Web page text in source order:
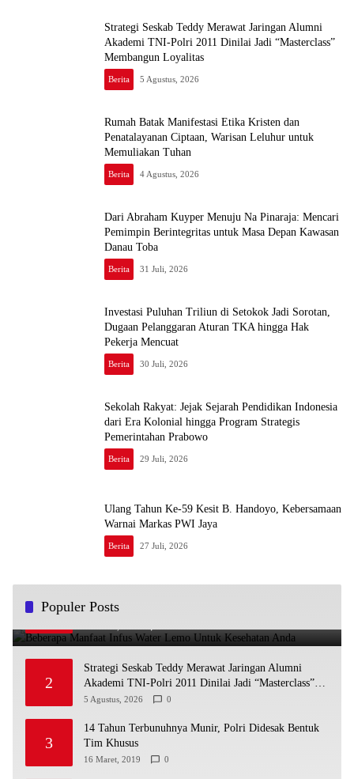
Strategi Seskab Teddy Merawat Jaringan Alumni
Akademi TNI-Polri 2011 Dinilai Jadi “Masterclass”
Membangun Loyalitas
Berita 5 Agustus, 2026
Rumah Batak Manifestasi Etika Kristen dan
Penatalayanan Ciptaan, Warisan Leluhur untuk
Memuliakan Tuhan
Berita 4 Agustus, 2026
Dari Abraham Kuyper Menuju Na Pinaraja: Mencari
Pemimpin Berintegritas untuk Masa Depan Kawasan
Danau Toba
Berita 31 Juli, 2026
Investasi Puluhan Triliun di Setokok Jadi Sorotan,
Dugaan Pelanggaran Aturan TKA hingga Hak
Pekerja Mencuat
Berita 30 Juli, 2026
Sekolah Rakyat: Jejak Sejarah Pendidikan Indonesia
dari Era Kolonial hingga Program Strategis
Pemerintahan Prabowo
Berita 29 Juli, 2026
Ulang Tahun Ke-59 Kesit B. Handoyo, Kebersamaan
Warnai Markas PWI Jaya
Berita 27 Juli, 2026
Populer Posts
1
Anda
2
Strategi Seskab Teddy Merawat Jaringan Alumni
Akademi TNI-Polri 2011 Dinilai Jadi “Masterclass”
Membangun Loyalitas
5 Agustus, 2026 0
3
14 Tahun Terbunuhnya Munir, Polri Didesak Bentuk
Tim Khusus
16 Maret, 2019 0